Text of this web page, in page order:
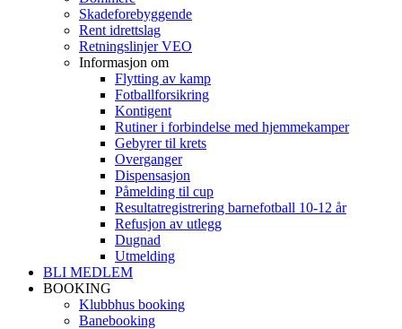
Skadeforebyggende
Rent idrettslag
Retningslinjer VEO
Informasjon om
Flytting av kamp
Fotballforsikring
Kontigent
Rutiner i forbindelse med hjemmekamper
Gebyrer til krets
Overganger
Dispensasjon
Påmelding til cup
Resultatregistrering barnefotball 10-12 år
Refusjon av utlegg
Dugnad
Utmelding
BLI MEDLEM
BOOKING
Klubbhus booking
Banebooking